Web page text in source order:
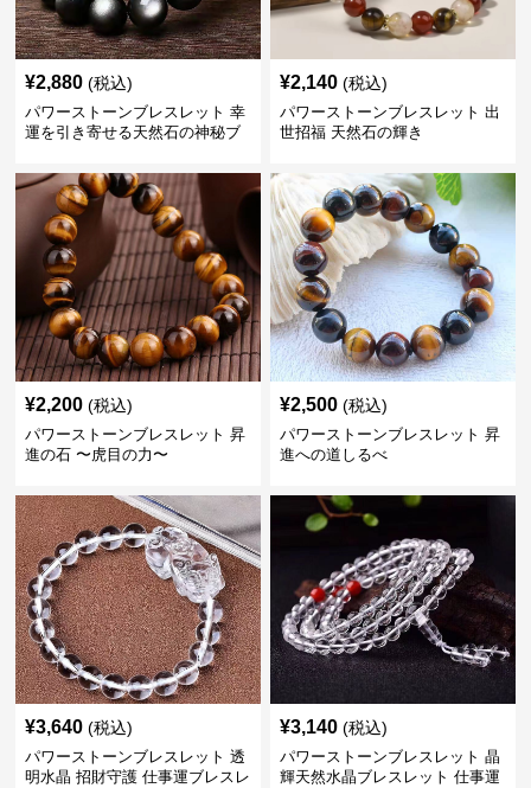
¥2,880 (税込)
パワーストーンブレスレット 幸
運を引き寄せる天然石の神秘ブ
¥2,140 (税込)
パワーストーンブレスレット 出
世招福 天然石の輝き
¥2,200 (税込)
パワーストーンブレスレット 昇
進の石 〜虎目の力〜
¥2,500 (税込)
パワーストーンブレスレット 昇
進への道しるべ
¥3,640 (税込)
パワーストーンブレスレット 透
明水晶 招財守護 仕事運ブレスレ
¥3,140 (税込)
パワーストーンブレスレット 晶
輝天然水晶ブレスレット 仕事運